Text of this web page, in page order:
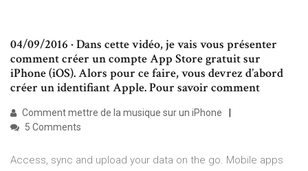
04/09/2016 · Dans cette vidéo, je vais vous présenter
comment créer un compte App Store gratuit sur
iPhone (iOS). Alors pour ce faire, vous devrez d’abord
créer un identifiant Apple. Pour savoir comment
Comment mettre de la musique sur un iPhone
5 Comments
Access, sync and upload your data on the go. Mobile apps